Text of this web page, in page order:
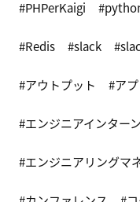
PHPerKaigi
Redis slack
アウトプット アプ
エンジニアインターン
エンジニアリングマ